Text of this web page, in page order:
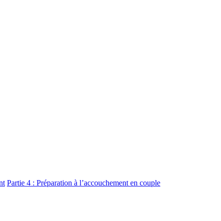
Partie 4 : Préparation à l’accouchement en couple